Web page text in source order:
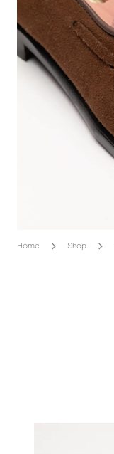
Home Shop